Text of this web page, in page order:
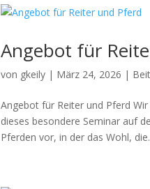
Angebot für
von gkeily | März 24, 2026 |
Angebot für Reiter und Pferd
dieses besondere Seminar auf
Pferden vor, in der das Wohl,